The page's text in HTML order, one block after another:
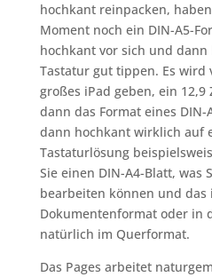
hochkant reinpacken,
Moment noch ein DIN-A5-
hochkant vor sich und
Tastatur gut tippen. Es wird
großes iPad geben, ein 12,9
dann das Format eines DIN-
dann hochkant wirklich auf
Tastaturlösung
Sie einen DIN-A4-Blatt, was
bearbeiten können und das
Dokumentenformat oder in
natürlich im Querformat.
Das Pages arbeitet